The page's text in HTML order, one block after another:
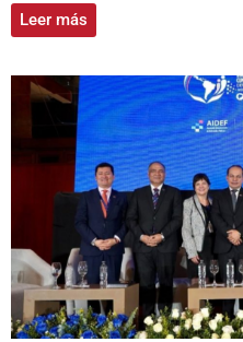
Leer más